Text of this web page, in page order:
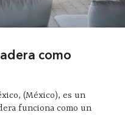
como
(México), es un
funciona como un